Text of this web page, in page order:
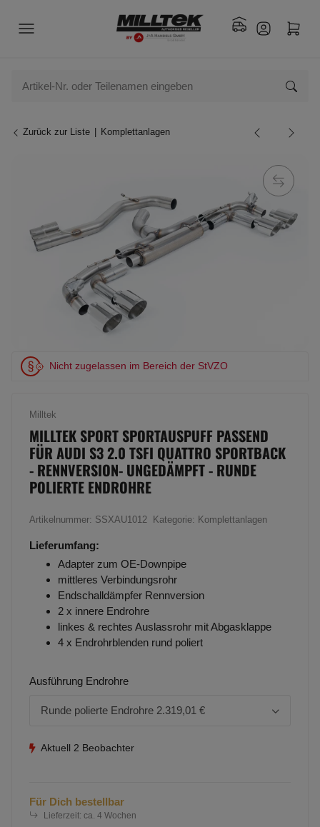
Zurück zur Liste Komplettanlagen
Nicht zugelassen im Bereich der StVZO
Milltek
MILLTEK SPORT SPORTAUSPUFF PASSEND
FÜR AUDI S3 2.0 TSFI QUATTRO SPORTBACK
- RENNVERSION- UNGEDÄMPFT - RUNDE
POLIERTE ENDROHRE
Artikelnummer: SSXAU1012 Kategorie: Komplettanlagen
Lieferumfang:
Adapter zum OE-Downpipe
mittleres Verbindungsrohr
Endschalldämpfer Rennversion
2 x innere Endrohre
linkes & rechtes Auslassrohr mit Abgasklappe
4 x Endrohrblenden rund poliert
Ausführung Endrohre
Runde polierte Endrohre 2.319,01 €
Aktuell 2 Beobachter
Für Dich bestellbar
Lieferzeit: ca. 4 Wochen